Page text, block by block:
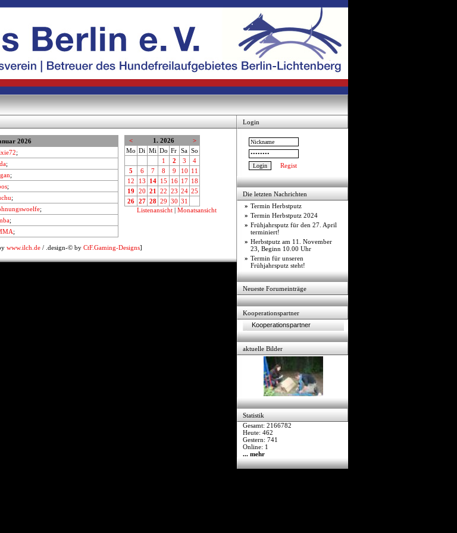
2026
;
;
;
;
;
;
;
;
< 1. 2026
>
Mo Di Mi Do Fr Sa So
1
2 3
4
5
6 7 8 9 10 11
12
13 14 15 16 17 18
19
20 21 22 23 24 25
26 27 28 29 30 31
Listenansicht| Monatsansicht
www.ilch.de / .design-© by CtF.Gaming-Designs]
Login
Regist
Die letzten Nachrichten
» Termin Herbstputz
» Termin Herbstputz 2024
» Frühjahrsputz für den 27. April
terminiert!
» Herbstputz am 11. November
23, Beginn 10.00 Uhr
» Termin für unseren
Frühjahrsputz steht!
Neueste Forumeinträge
Kooperationspartner
Kooperationspartner
aktuelle Bilder
Statistik
Gesamt: 2166782
Heute: 462
Gestern: 741
Online: 1
... mehr